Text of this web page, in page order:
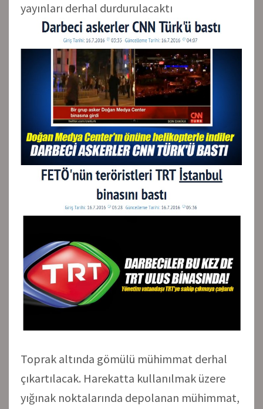
yayınları derhal durdurulacaktı
Toprak altında gömülü mühimmat derhal
çıkartılacak. Harekatta kullanılmak üzere
yığınak noktalarında depolanan mühimmat,